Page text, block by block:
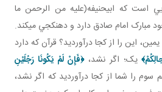
است که ابي حنيفه(عليه من الرحمن ما
مبارک امام صادق دارد و دهن کجي مي کند.
اين را از کجا درآورديد؟ قرآن که دارد
﴾يک؛ اگر نشد،﴿فَإِنْ لَمْ يَكُونَا رَجُلَيْنِ
سوم را شما از کجا درآورديد که اگر نشد،